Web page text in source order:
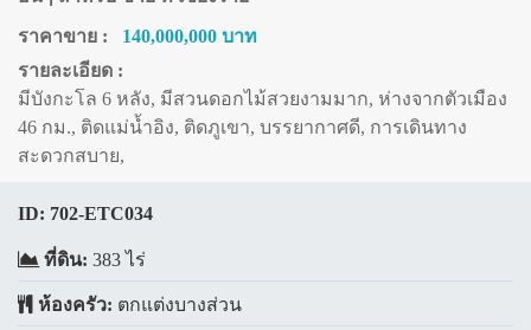
ราคาขาย : 140,000,000 บาท
รายละเอียด :
มีบังกะโล 6 หลัง, มีสวนดอกไม้สวยงามมาก, ห่างจากตัวเมือง
46 กม., ติดแม่น้ำอิง, ติดภูเขา, บรรยากาศดี, การเดินทาง
สะดวกสบาย,
ID: 702-ETC034
ที่ดิน: 383 ไร่
ห้องครัว: ตกแต่งบางส่วน